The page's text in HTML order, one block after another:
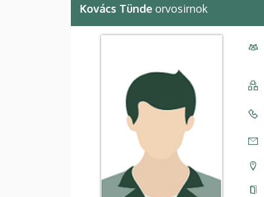
Kovács Tünde orvosirnok